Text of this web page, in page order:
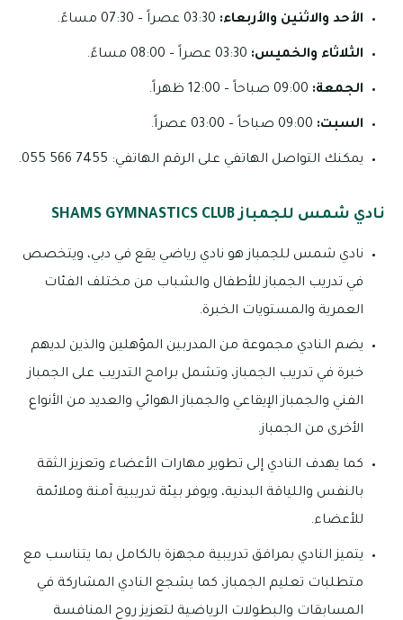
الأحد والاثنين والأربعاء:
الثلاثاء والخميس: 03:30 عصراً – 08:00 مساءً.
الجمعة: 09:00 صباحاً – 12:00 ظهراً.
السبت: 09:00 صباحاً – 03:00 عصراً.
يمكنك التواصل الهاتفي على الرقم الهاتفي: 7455 566 055.
نادي شمس للجمباز SHAMS GYMNASTICS CLUB
نادي شمس للجمباز هو نادي رياضي يقع في دبي، ويتخصص
في تدريب الجمباز للأطفال والشباب من مختلف الفئات
العمرية والمستويات الخبرة.
يضم النادي مجموعة من المدربين المؤهلين والذين لديهم
خبرة في تدريب الجمباز، وتشمل برامج التدريب على الجمباز
الفني والجمباز الإيقاعي والجمباز الهوائي والعديد من الأنواع
الأخرى من الجمباز.
كما يهدف النادي إلى تطوير مهارات الأعضاء وتعزيز الثقة
بالنفس واللياقة البدنية، ويوفر بيئة تدريبية آمنة وملائمة
للأعضاء.
يتميز النادي بمرافق تدريبية مجهزة بالكامل بما يتناسب مع
متطلبات تعليم الجمباز، كما يشجع النادي المشاركة في
المسابقات والبطولات الرياضية لتعزيز روح المنافسة